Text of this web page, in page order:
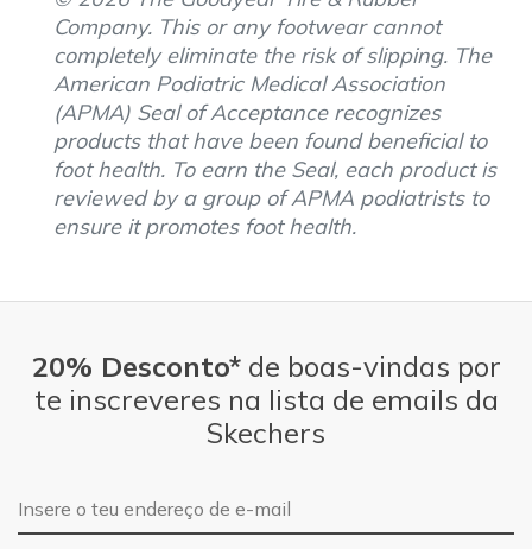
Company. This or any footwear cannot
completely eliminate the risk of slipping. The
American Podiatric Medical Association
(APMA) Seal of Acceptance recognizes
products that have been found beneficial to
foot health. To earn the Seal, each product is
reviewed by a group of APMA podiatrists to
ensure it promotes foot health.
20% Desconto*de boas-vindas por
te inscreveres na lista de emails da
Skechers
Endereço de e-mail